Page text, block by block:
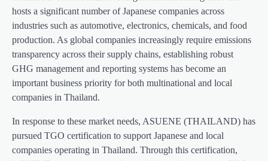
hosts a significant number of Japanese companies across
industries such as automotive, electronics, chemicals, and food
production. As global companies increasingly require emissions
transparency across their supply chains, establishing robust
GHG management and reporting systems has become an
important business priority for both multinational and local
companies in Thailand.
In response to these market needs, ASUENE (THAILAND) has
pursued TGO certification to support Japanese and local
companies operating in Thailand. Through this certification,